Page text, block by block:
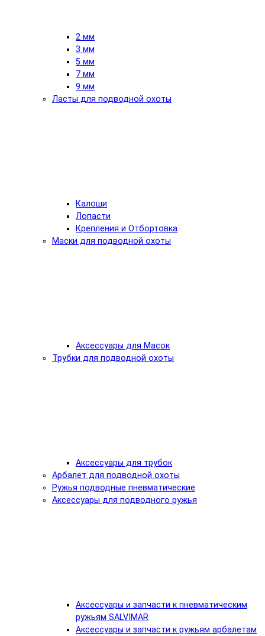
2 мм
3 мм
5 мм
7 мм
9 мм
Ласты для подводной охоты
Калоши
Лопасти
Крепления и Отбортовка
Маски для подводной охоты
Аксессуары для Масок
Трубки для подводной охоты
Аксессуары для трубок
Арбалет для подводной охоты
Ружья подводные пневматические
Аксессуары для подводного ружья
Аксессуары и запчасти к пневматическим
ружьям SALVIMAR
Аксессуары и запчасти к ружьям арбалетам